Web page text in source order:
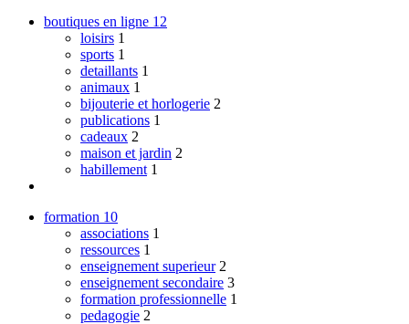
boutiques en ligne 12
loisirs 1
sports 1
detaillants 1
animaux 1
bijouterie et horlogerie 2
publications 1
cadeaux 2
maison et jardin 2
habillement 1
formation 10
associations 1
ressources 1
enseignement superieur 2
enseignement secondaire 3
formation professionnelle 1
pedagogie 2